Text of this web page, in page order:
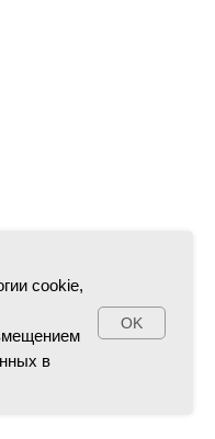
cookie,
в
OK